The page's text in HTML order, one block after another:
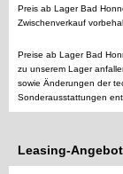
Preis ab Lager Bad
Zwischenverkauf
Preise ab Lager Bad
zu unserem Lager
sowie Änderungen der
Sonderausstattungen
Leasing-Angebot